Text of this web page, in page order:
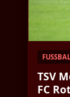
TSV
FC